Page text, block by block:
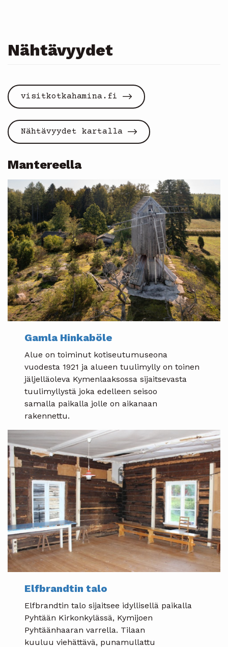
Nähtävyydet
visitkotkahamina.fi
Nähtävyydet kartalla
Mantereella
Gamla Hinkaböle
Alue on toiminut kotiseutumuseona
vuodesta 1921 ja alueen tuulimylly on toinen
jäljelläoleva Kymenlaaksossa sijaitsevasta
tuulimyllystä joka edelleen seisoo
samalla paikalla jolle on aikanaan
rakennettu.
Elfbrandtin talo
Elfbrandtin talo sijaitsee idyllisellä paikalla
Pyhtään Kirkonkylässä, Kymijoen
Pyhtäänhaaran varrella. Tilaan
kuuluu viehättävä, punamullattu